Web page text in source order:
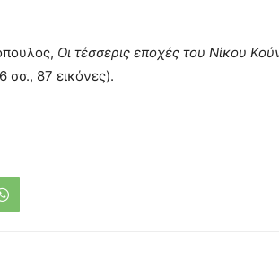
Οι τέσσερις εποχές του Νίκου
σσ., 87 εικόνες).